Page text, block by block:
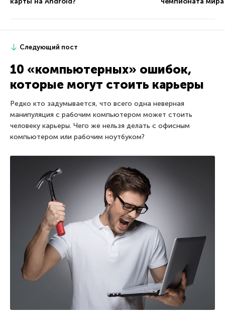
Следующий пост
10 «компьютерных» ошибок,
которые могут стоить карьеры
Редко кто задумывается, что всего одна неверная
манипуляция с рабочим компьютером может стоить
человеку карьеры. Чего же нельзя делать с офисным
компьютером или рабочим ноутбуком?